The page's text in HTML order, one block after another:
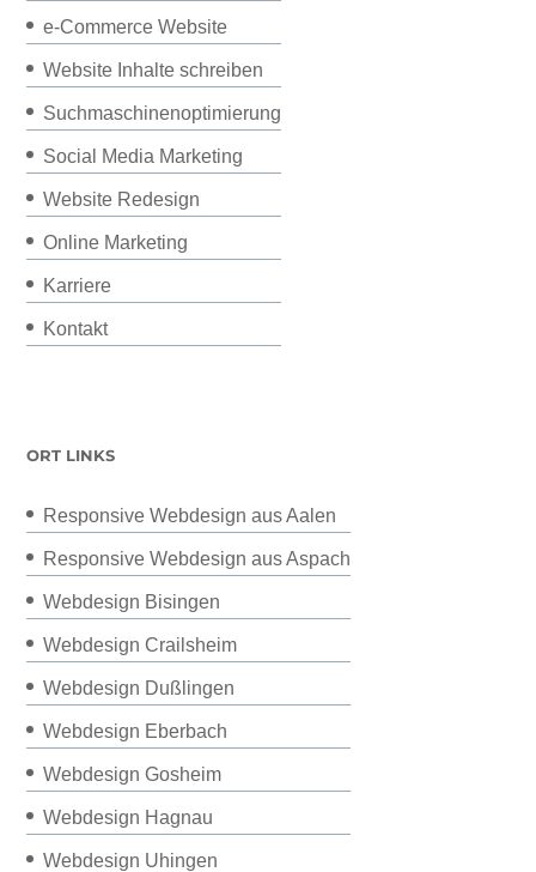
e-Commerce Website
Website Inhalte schreiben
Suchmaschinenoptimierung
Social Media Marketing
Website Redesign
Online Marketing
Karriere
Kontakt
ORT LINKS
Responsive Webdesign aus Aalen
Responsive Webdesign aus Aspach
Webdesign Bisingen
Webdesign Crailsheim
Webdesign Dußlingen
Webdesign Eberbach
Webdesign Gosheim
Webdesign Hagnau
Webdesign Uhingen